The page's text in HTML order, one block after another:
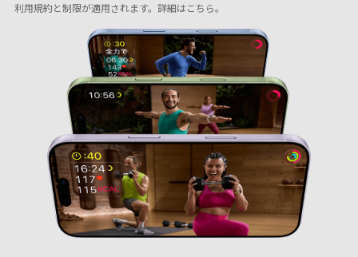
利用規約と制限が適用されます。 詳細はこちら。